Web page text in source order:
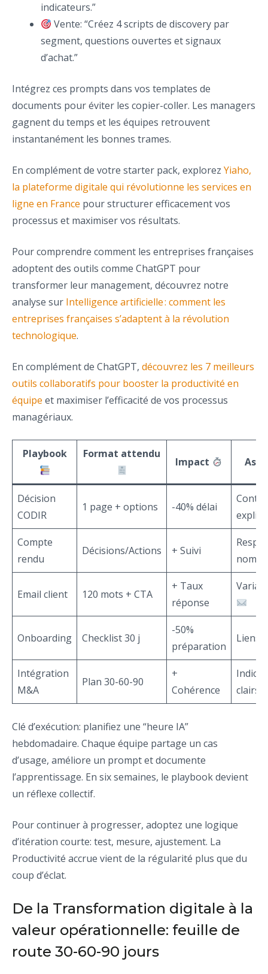
indicateurs.”
Vente: “Créez 4 scripts de discovery par
segment, questions ouvertes et signaux
d’achat.”
Intégrez ces prompts dans vos templates de
documents pour éviter les copier-coller. Les managers
gagnent du temps et les équipes retrouvent
instantanément les bonnes trames.
En complément de votre starter pack, explorez Yiaho,
la plateforme digitale qui révolutionne les services en
ligne en France pour structurer efficacement vos
processus et maximiser vos résultats.
Pour comprendre comment les entreprises françaises
adoptent des outils comme ChatGPT pour
transformer leur management, découvrez notre
analyse sur Intelligence artificielle : comment les
entreprises françaises s’adaptent à la révolution
technologique.
En complément de ChatGPT, découvrez les 7 meilleurs
outils collaboratifs pour booster la productivité en
équipe et maximiser l’efficacité de vos processus
managériaux.
Playbook Format attendu
Impact
Décision
CODIR
1 page + options -40% délai
Compte
rendu
Décisions/Actions + Suivi
Email client 120 mots + CTA
+ Taux
réponse
Onboarding Checklist 30 j
-50%
préparation
Liens
Intégration
M&A
Plan 30-60-90
+
Cohérence
clairs
Clé d’exécution: planifiez une “heure IA”
hebdomadaire. Chaque équipe partage un cas
d’usage, améliore un prompt et documente
l’apprentissage. En six semaines, le playbook devient
un réflexe collectif.
Pour continuer à progresser, adoptez une logique
d’itération courte: test, mesure, ajustement. La
Productivité accrue vient de la régularité plus que du
coup d’éclat.
De la Transformation digitale à la
valeur opérationnelle: feuille de
route 30-60-90 jours